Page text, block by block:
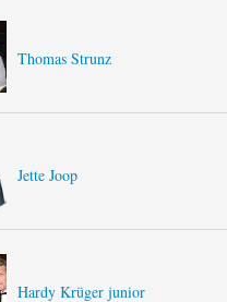
Thomas Strunz
Jette Joop
Hardy Krüger junior